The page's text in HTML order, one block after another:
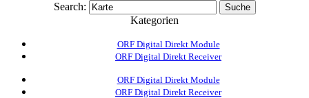
Search:
Suche
Kategorien
ORF Digital Direkt Module
ORF Digital Direkt Receiver
ORF Digital Direkt Module
ORF Digital Direkt Receiver